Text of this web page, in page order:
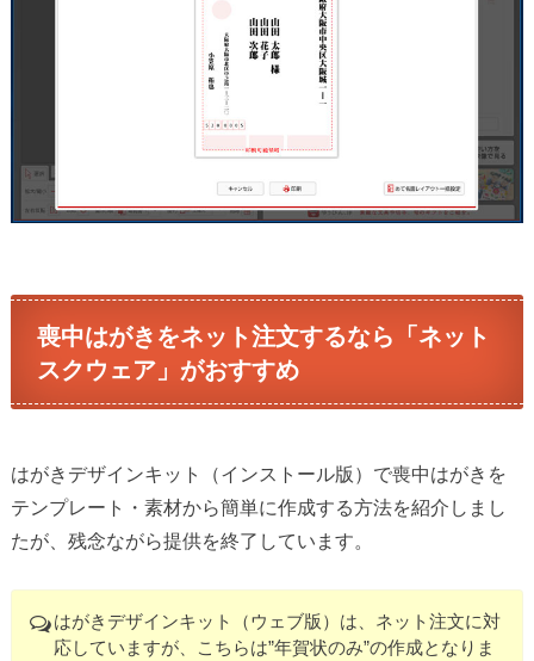
喪中はがきをネット注文するなら「ネット
スクウェア」がおすすめ
はがきデザインキット（インストール版）で喪中はがきを
テンプレート・素材から簡単に作成する方法を紹介しまし
たが、残念ながら提供を終了しています。
はがきデザインキット（ウェブ版）は、ネット注文に対
応していますが、こちらは”年賀状のみ”の作成となりま